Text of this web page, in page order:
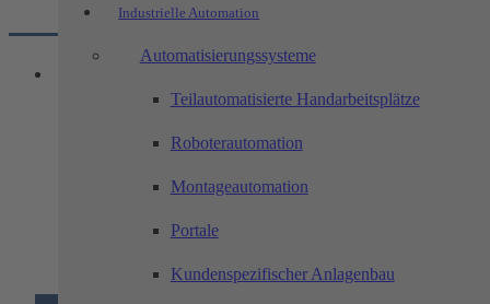
Industrielle Automation
Automatisierungssysteme
Teilautomatisierte Handarbeitsplätze
Roboterautomation
Montageautomation
Portale
Kundenspezifischer Anlagenbau